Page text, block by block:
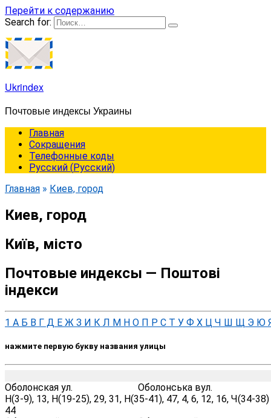
Перейти к содержанию
Search for:
Ukrindex
Почтовые индексы Украины
Главная
Сокращения
Телефонные коды
Русский (Русский)
Главная » Киев, город
Киев, город
Київ, місто
Почтовые индексы — Поштові
індекси
1 А Б В Г Д Е Ж З И К Л М Н О П Р С Т У Ф Х Ц Ч Ш Щ Э Ю
нажмите первую букву названия улицы
Оболонская ул.
Оболонська вул.
Н(3-9), 13, Н(19-25), 29, 31, Н(35-41), 47, 4, 6, 12, 16, Ч(34-38)
44